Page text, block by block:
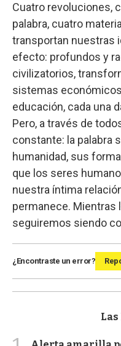
Cuatro revoluciones,
palabra, cuatro
transportan nuestras
efecto: profundos y
civilizatorios,
sistemas
educación, cada una
Pero, a través de
constante: la palabra
humanidad, sus
que los seres
nuestra íntima
permanece. Mientras
seguiremos siendo
¿Encontraste un error?
Las